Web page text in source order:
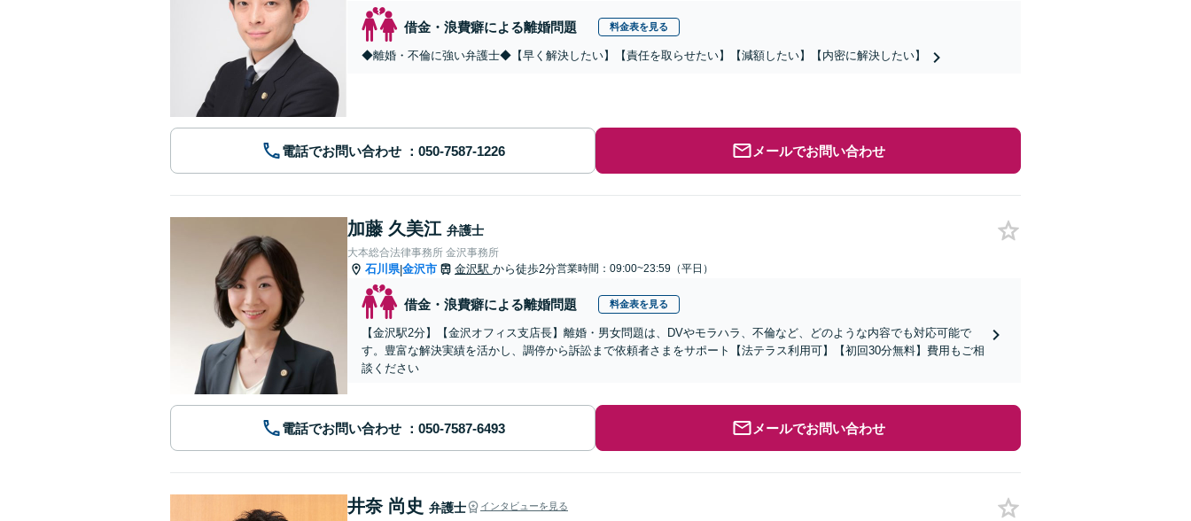
借金・浪費癖による離婚問題 料金表を見る
◆離婚・不倫に強い弁護士◆【早く解決したい】【責任を取らせたい】【減額したい】【内密に解決したい】
電話でお問い合わせ メールでお問い合わせ
加藤 久美江 弁護士
大本総合法律事務所 金沢事務所
石川県|金沢市 金沢駅 から徒歩2分営業時間：09:00~23:59（平日）
借金・浪費癖による離婚問題 料金表を見る
【金沢駅2分】【金沢オフィス支店長】離婚・男女問題は、DVやモラハラ、不倫など、どのような内容でも対応可能で
す。豊富な解決実績を活かし、調停から訴訟まで依頼者さまをサポート【法テラス利用可】【初回30分無料】費用もご相
談ください
電話でお問い合わせ メールでお問い合わせ
井奈 尚史 弁護士 インタビューを見る